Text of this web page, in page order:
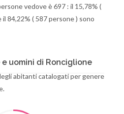
vedove è 697 : il 15,78% (
84,22% ( 587 persone ) sono
e uomini di Ronciglione
abitanti catalogati per genere